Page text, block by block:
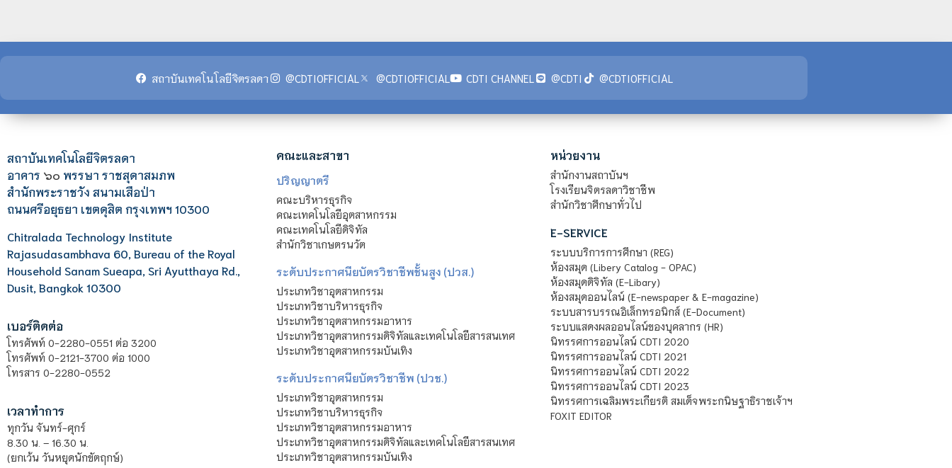
สถาบันเทคโนโลยีจิตรลดา @CDTIOFFICIAL @CDTIOFFICIAL CDTI CHANNEL @CDTI @CDTIOFFICIAL
สถาบันเทคโนโลยีจิตรลดา
อาคาร ๖๐ พรรษา ราชสุดาสมภพ
สำนักพระราชวัง สนามเสือป่า
ถนนศรีอยุธยา เขตดุสิต กรุงเทพฯ 10300
Chitralada Technology Institute
Rajasudasambhava 60, Bureau of the Royal
Household Sanam Sueapa, Sri Ayutthaya Rd.,
Dusit, Bangkok 10300
เบอร์ติดต่อ
โทรศัพท์ 0-2280-0551 ต่อ 3200
โทรศัพท์ 0-2121-3700 ต่อ 1000
โทรสาร 0-2280-0552
เวลาทำการ
ทุกวัน จันทร์-ศุกร์
8.30 น. – 16.30 น.
(ยกเว้น วันหยุดนักขัตฤกษ์)
คณะและสาขา
ปริญญาตรี
คณะบริหารธุรกิจ
คณะเทคโนโลยีอุตสาหกรรม
คณะเทคโนโลยีดิจิทัล
สำนักวิชาเกษตรนวัต
ระดับประกาศนียบัตรวิชาชีพชั้นสูง (ปวส.)
ประเภทวิชาอุตสาหกรรม
ประเภทวิชาบริหารธุรกิจ
ประเภทวิชาอุตสาหกรรมอาหาร
ประเภทวิชาอุตสาหกรรมดิจิทัลและเทคโนโลยีสารสนเทศ
ประเภทวิชาอุตสาหกรรมบันเทิง
ระดับประกาศนียบัตรวิชาชีพ (ปวช.)
ประเภทวิชาอุตสาหกรรม
ประเภทวิชาบริหารธุรกิจ
ประเภทวิชาอุตสาหกรรมอาหาร
ประเภทวิชาอุตสาหกรรมดิจิทัลและเทคโนโลยีสารสนเทศ
ประเภทวิชาอุตสาหกรรมบันเทิง
หน่วยงาน
สำนักงานสถาบันฯ
โรงเรียนจิตรลดาวิชาชีพ
สำนักวิชาศึกษาทั่วไป
E-SERVICE
ระบบบริการการศึกษา (REG)
ห้องสมุด (Libery Catalog - OPAC)
ห้องสมุดดิจิทัล (E-Libary)
ห้องสมุดออนไลน์ (E-newspaper & E-magazine)
ระบบสารบรรณอิเล็กทรอนิกส์ (E-Document)
ระบบแสดงผลออนไลน์ของบุคลากร (HR)
นิทรรศการออนไลน์ CDTI 2020
นิทรรศการออนไลน์ CDTI 2021
นิทรรศการออนไลน์ CDTI 2022
นิทรรศการออนไลน์ CDTI 2023
นิทรรศการเฉลิมพระเกียรติ สมเด็จพระกนิษฐาธิราชเจ้าฯ
FOXIT EDITOR